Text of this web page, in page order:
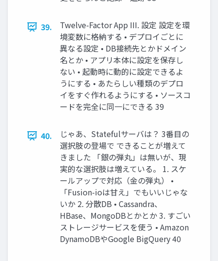
39.
Twelve-Factor App III. 設定 設定を環
境変数に格納する • デプロイごとに
異なる設定 • DB接続先とかドメイン
名とか • アプリ本体に設定を保存し
ない • 起動時に動的に設定できるよ
うにする • あたらしい種類のデプロ
イをすぐ作れるようにする • ソースコ
ードを完全に同一にできる 39
40.
じゃあ、Statefulサーバは？ 3番目の
選択肢の登場で できることが増えて
きました 「銀の弾丸」は無いが、現
実的な選択肢は増えている。 1. スケ
ールアップで対応（金の弾丸） •
「Fusion-ioは甘え」でもいいじゃな
いか 2. 分散DB • Cassandra、
HBase、MongoDBとかとか 3. すごい
ストレージサービスを使う • Amazon
DynamoDBやGoogle BigQuery 40